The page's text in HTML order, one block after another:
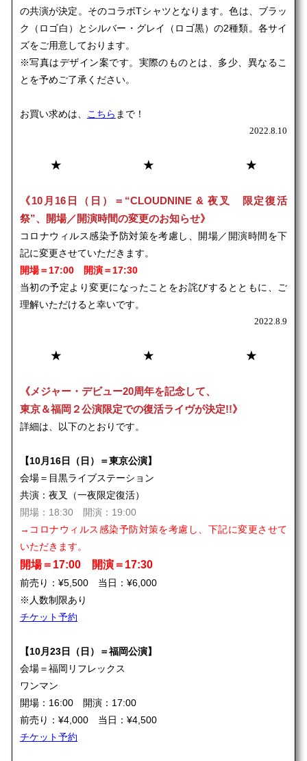
の共演が決定。そのコラボTシャツとなります。色は、ブラッ
ク（ロゴ白）とシルバー・グレイ（ロゴ黒）の2種類。各サイ
ズをご用意しております。
※写真はデザイン案です。実際のものとは、多少、異なるこ
とを予めご了承ください。
お買い求めは、 こちら まで！
2022.8.10
★ ★ ★
《10月16日（日）＝“CLOUDNINE & 夜叉 限定復活
祭”、開場／開演時間の変更のお知らせ》
コロナウィルス感染予防対策を考慮し、開場／開演時間を下
記に変更させていただきます。
開場＝17:00 開演＝17:30
当初の予定より変更になったことをお詫びするとともに、ご
理解いただけると幸いです。
2022.8.9
★ ★ ★
《メジャー・デビュー20周年を記念して、
東京＆福岡２公演限定での復活ライヴが決定!!》
詳細は、以下のとおりです。
【10月16日（日）＝東京公演】
会場＝目黒ライブステーション
共演：夜叉（一夜限定復活）
開場：18:30 開演：19:00
→コロナウィルス感染予防対策を考慮し、下記に変更させて
いただきます。
開場＝17:00 開演＝17:30
前売り：¥5,500 当日：¥6,000
※人数制限あり
チケット予約
【10月23日（日）＝福岡公演】
会場＝福岡リフレックス
ワンマン
開場：16:00 開演：17:00
前売り：¥4,000 当日：¥4,500
チケット予約